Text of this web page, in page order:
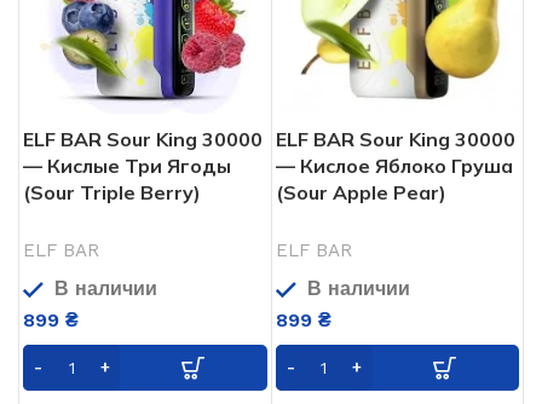
ELF BAR Sour King 30000
— Кислые Три Ягоды
(Sour Triple Berry)
ELF BAR
В наличии
899 ₴
ELF BAR Sour King 30000
— Кислое Яблоко Груша
(Sour Apple Pear)
ELF BAR
В наличии
899 ₴